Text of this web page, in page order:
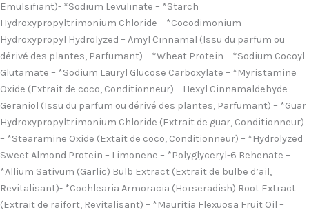
Emulsifiant)- *Sodium Levulinate – *Starch
Hydroxypropyltrimonium Chloride – *Cocodimonium
Hydroxypropyl Hydrolyzed – Amyl Cinnamal (Issu du parfum ou
dérivé des plantes, Parfumant) – *Wheat Protein – *Sodium Cocoyl
Glutamate – *Sodium Lauryl Glucose Carboxylate – *Myristamine
Oxide (Extrait de coco, Conditionneur) – Hexyl Cinnamaldehyde –
Geraniol (Issu du parfum ou dérivé des plantes, Parfumant) – *Guar
Hydroxypropyltrimonium Chloride (Extrait de guar, Conditionneur)
– *Stearamine Oxide (Extait de coco, Conditionneur) – *Hydrolyzed
Sweet Almond Protein – Limonene – *Polyglyceryl-6 Behenate –
*Allium Sativum (Garlic) Bulb Extract (Extrait de bulbe d’ail,
Revitalisant)- *Cochlearia Armoracia (Horseradish) Root Extract
(Extrait de raifort, Revitalisant) – *Mauritia Flexuosa Fruit Oil –